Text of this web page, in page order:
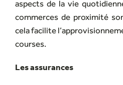
aspects de la vie
commerces de proximité
cela facilite
courses.
Les assurances